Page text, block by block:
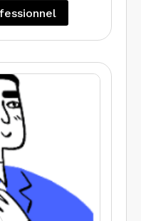
biens.